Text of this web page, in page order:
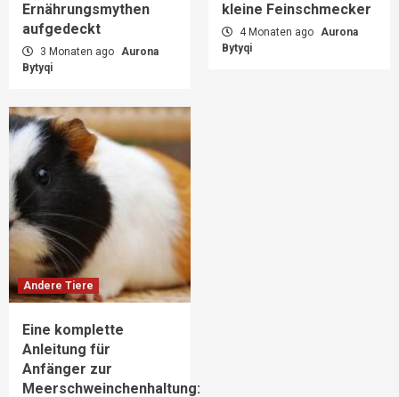
Ernährungsmythen
aufgedeckt
3 Monaten ago Aurona
Bytyqi
kleine Feinschmecker
4 Monaten ago Aurona
Bytyqi
Andere Tiere
Eine komplette
Anleitung für
Anfänger zur
Meerschweinchenhaltung: